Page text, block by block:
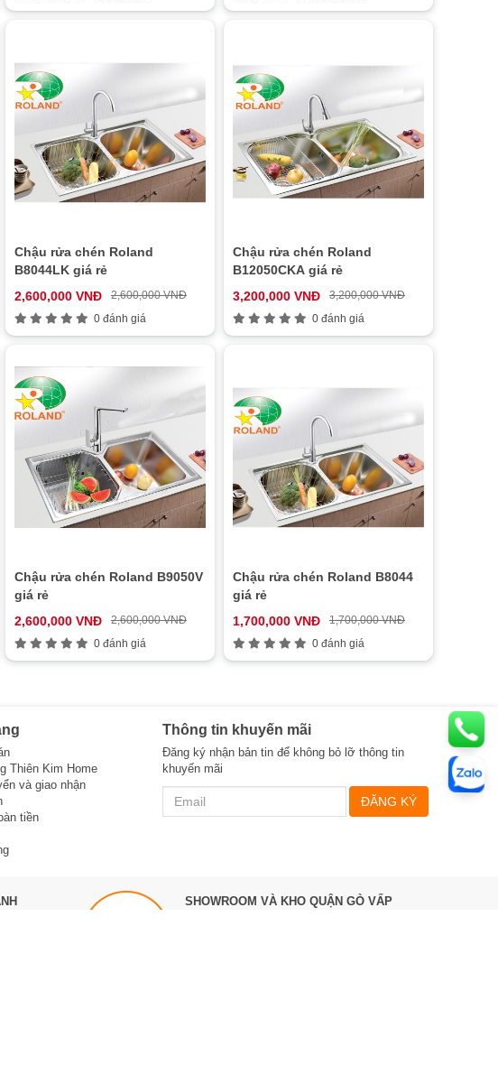
Chậu rửa chén Roland
B8044LK giá rẻ
2,600,000 VNĐ
2,600,000 VNĐ
0 đánh giá
Chậu rửa chén Roland
B12050CKA giá rẻ
3,200,000 VNĐ
3,200,000 VNĐ
0 đánh giá
Chậu rửa chén Roland B9050V
giá rẻ
2,600,000 VNĐ
2,600,000 VNĐ
0 đánh giá
Chậu rửa chén Roland B8044
giá rẻ
1,700,000 VNĐ
1,700,000 VNĐ
0 đánh giá
Thiên Kim Home
và giao nhận
tiền
Thông tin khuyến mãi
Đăng ký nhận bản tin để không bỏ lỡ thông tin
khuyến mãi
ĐĂNG KÝ
SHOWROOM VÀ KHO QUẬN GÒ VẤP